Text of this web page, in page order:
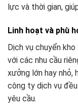
lực và thời gian,
Linh hoạt và phù
Dịch vụ chuyển
với các nhu cầu
xưởng lớn hay nhỏ,
công ty dịch vụ
yêu cầu.